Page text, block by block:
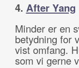
4. After Yang
Minder er en
betydning for
vist omfang.
som vi gerne